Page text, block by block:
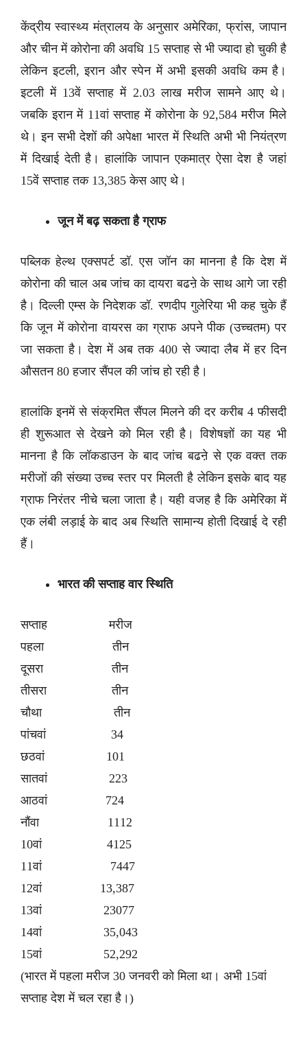
केंद्रीय स्वास्थ्य मंत्रालय के अनुसार अमेरिका, फ्रांस, जापान
और चीन में कोरोना की अवधि 15 सप्ताह से भी ज्यादा हो चुकी है
लेकिन इटली, इरान और स्पेन में अभी इसकी अवधि कम है।
इटली में 13वें सप्ताह में 2.03 लाख मरीज सामने आए थे।
जबकि इरान में 11वां सप्ताह में कोरोना के 92,584 मरीज मिले
थे। इन सभी देशों की अपेक्षा भारत में स्थिति अभी भी नियंत्रण
में दिखाई देती है। हालांकि जापान एकमात्र ऐसा देश है जहां
15वें सप्ताह तक 13,385 केस आए थे।
जून में बढ़ सकता है ग्राफ
पब्लिक हेल्थ एक्सपर्ट डॉ. एस जॉन का मानना है कि देश में
कोरोना की चाल अब जांच का दायरा बढऩे के साथ आगे जा रही
है। दिल्ली एम्स के निदेशक डॉ. रणदीप गुलेरिया भी कह चुके हैं
कि जून में कोरोना वायरस का ग्राफ अपने पीक (उच्चतम) पर
जा सकता है। देश में अब तक 400 से ज्यादा लैब में हर दिन
औसतन 80 हजार सैंपल की जांच हो रही है।
हालांकि इनमें से संक्रमित सैंपल मिलने की दर करीब 4 फीसदी
ही शुरूआत से देखने को मिल रही है। विशेषज्ञों का यह भी
मानना है कि लॉकडाउन के बाद जांच बढऩे से एक वक्त तक
मरीजों की संख्या उच्च स्तर पर मिलती है लेकिन इसके बाद यह
ग्राफ निरंतर नीचे चला जाता है। यही वजह है कि अमेरिका में
एक लंबी लड़ाई के बाद अब स्थिति सामान्य होती दिखाई दे रही
हैं।
भारत की सप्ताह वार स्थिति
सप्ताह मरीज
पहला तीन
दूसरा तीन
तीसरा तीन
चौथा तीन
पांचवां 34
छठवां 101
सातवां 223
आठवां 724
नौंवा 1112
10वां 4125
11वां 7447
12वां 13,387
13वां 23077
14वां 35,043
15वां 52,292
(भारत में पहला मरीज 30 जनवरी को मिला था। अभी 15वां
सप्ताह देश में चल रहा है।)